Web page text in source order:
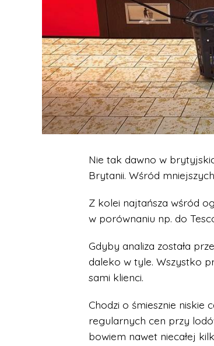
Nie tak dawno w
Brytanii. Wśród
Z kolei najtańsza wśród
w porównaniu np. do
Gdyby analiza została
daleko w tyle. Wszystko
sami klienci.
Chodzi o śmiesznie niskie
regularnych cen przy
bowiem nawet niecałej